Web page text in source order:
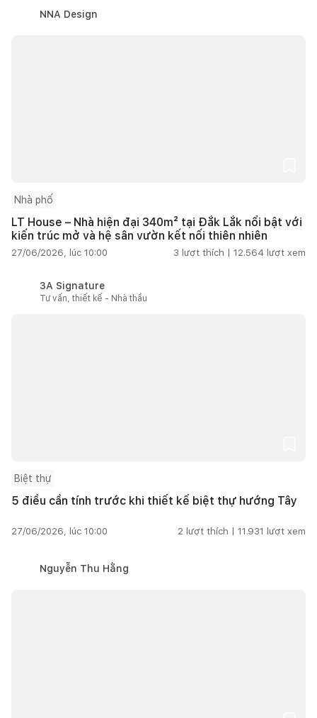
NNA Design
Nhà phố
LT House – Nhà hiện đại 340m² tại Đắk Lắk nổi bật với
kiến trúc mở và hệ sân vườn kết nối thiên nhiên
27/06/2026, lúc 10:00 3 lượt thích | 12.564 lượt xem
3A Signature
Tư vấn, thiết kế - Nhà thầu
Biệt thự
5 điều cần tính trước khi thiết kế biệt thự hướng Tây
27/06/2026, lúc 10:00 2 lượt thích | 11.931 lượt xem
Nguyễn Thu Hằng